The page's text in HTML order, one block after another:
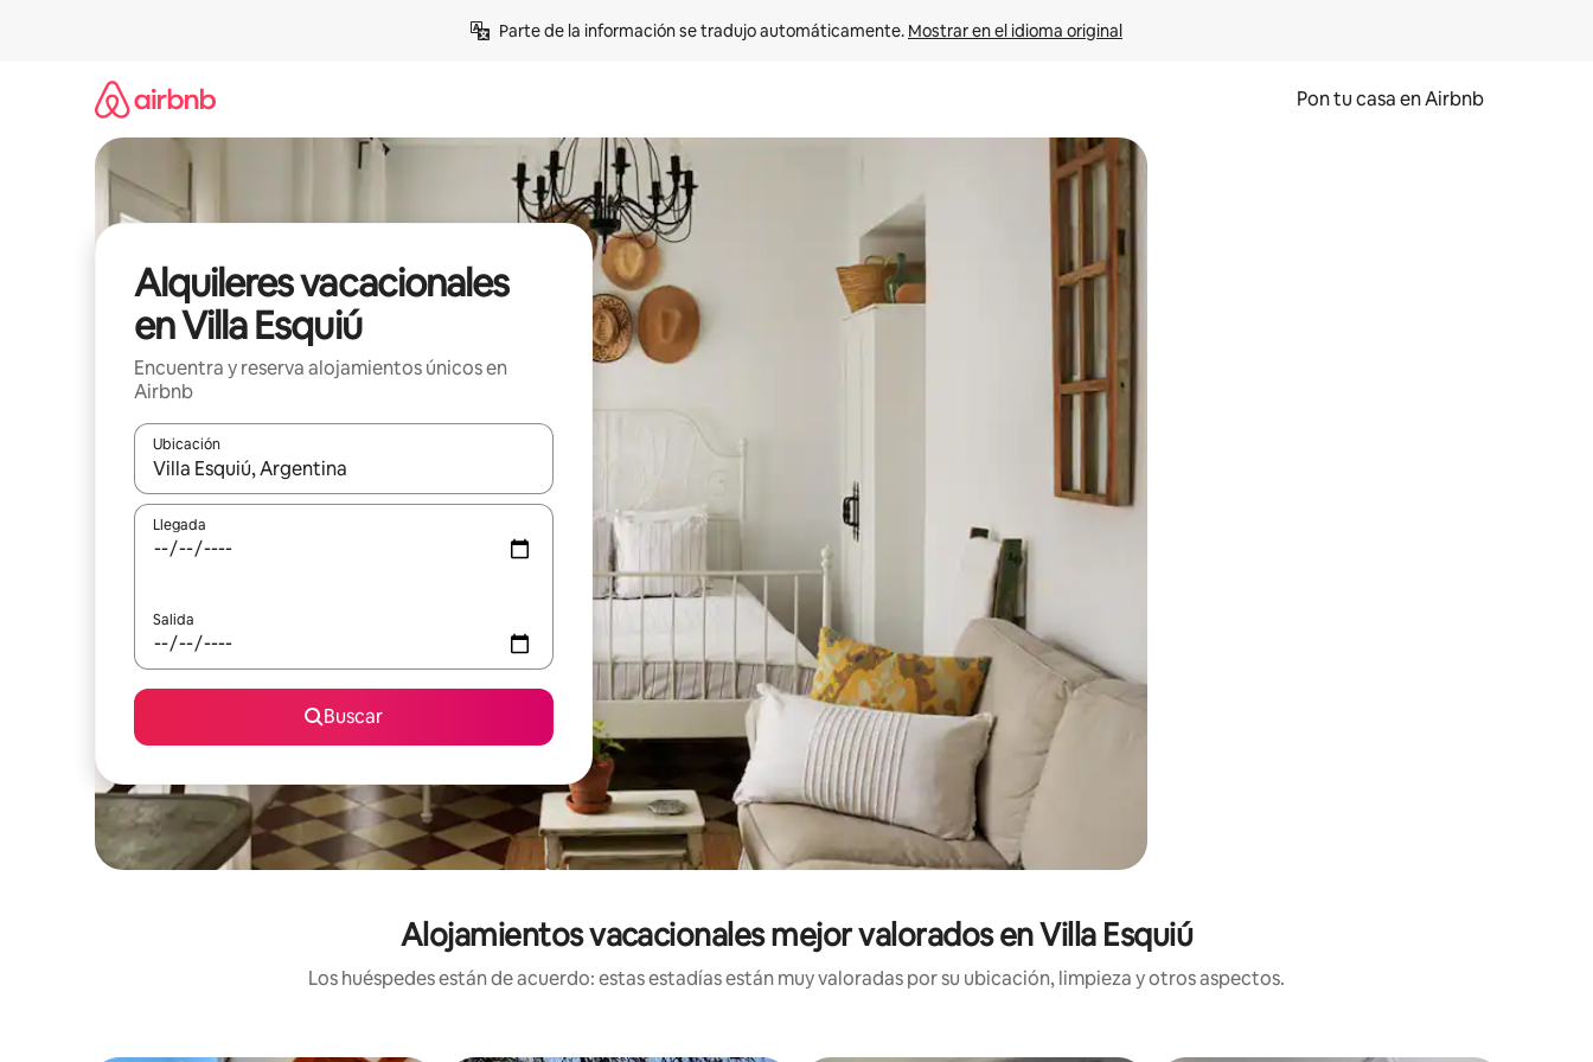
Parte de la información se tradujo automáticamente. Mostrar en el idioma original
Pon tu casa en Airbnb
Alquileres vacacionales
en Villa Esquiú
Encuentra y reserva alojamientos únicos en
Airbnb
Ubicación
Cuando los resultados estén disponibles, navega con las teclas de flecha hacia arriba y hacia abajo o explora con el tacto o desliza el dedo.
Llegada
Salida
Buscar
Alojamientos vacacionales mejor valorados en Villa Esquiú
Los huéspedes están de acuerdo: estas estadías están muy valoradas por su ubicación, limpieza y otros aspectos.